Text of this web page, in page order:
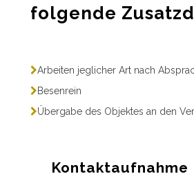
folgende
Arbeiten jeglicher Art nach
Besenrein
Übergabe des Objektes an den
Kontaktaufnahme